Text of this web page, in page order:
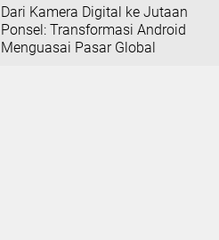
Dari Kamera Digital ke Jutaan
Ponsel: Transformasi Android
Menguasai Pasar Global